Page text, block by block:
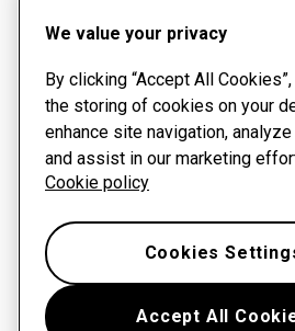
We value your privacy
By clicking “Accept All
the storing of cookies on your
enhance site navigation,
and assist in our marketing
Cookie policy
Accept All
Cookies